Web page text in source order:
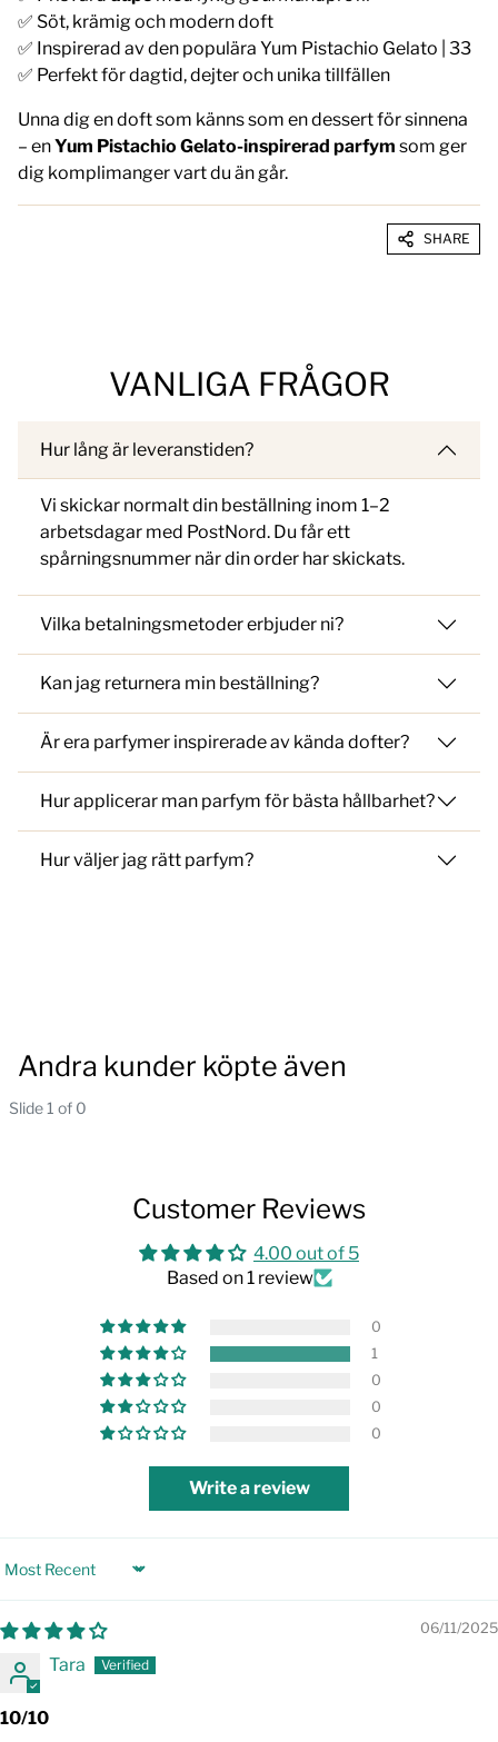
✅ Söt, krämig och modern doft
✅ Inspirerad av den populära Yum Pistachio Gelato | 33
✅ Perfekt för dagtid, dejter och unika tillfällen
Unna dig en doft som känns som en dessert för sinnena
– enYum Pistachio Gelato-inspirerad parfym som ger
dig komplimanger vart du än går.
SHARE
VANLIGA FRÅGOR
Hur lång är leveranstiden?
Vi skickar normalt din beställning inom 1–2
arbetsdagar med PostNord. Du får ett
spårningsnummer när din order har skickats.
Vilka betalningsmetoder erbjuder ni?
Kan jag returnera min beställning?
Är era parfymer inspirerade av kända dofter?
Hur applicerar man parfym för bästa hållbarhet?
Hur väljer jag rätt parfym?
Andra kunder köpte även
Slide 1 of 0
Customer Reviews
4.00 out of 5
Based on 1 review
0
1
0
0
0
Write a review
Sort by
06/11/2025
Tara
10/10